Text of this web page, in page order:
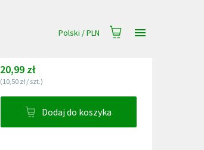
Polski /PLN
20,99 zł
(10,50 zł/ szt.)
Dodaj do koszyka